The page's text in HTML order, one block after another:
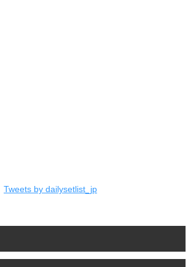
Tweets by dailysetlist_jp